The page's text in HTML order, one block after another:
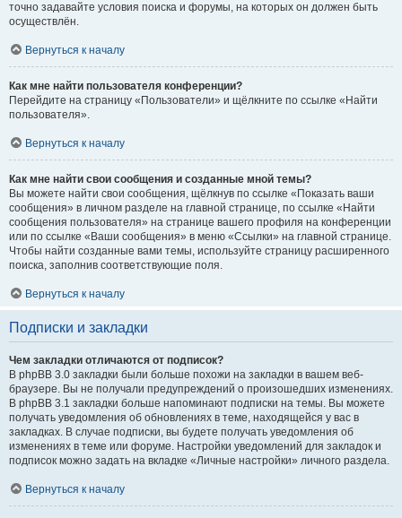
точно задавайте условия поиска и форумы, на которых он должен быть
осуществлён.
Вернуться к началу
Как мне найти пользователя конференции?
Перейдите на страницу «Пользователи» и щёлкните по ссылке «Найти
пользователя».
Вернуться к началу
Как мне найти свои сообщения и созданные мной темы?
Вы можете найти свои сообщения, щёлкнув по ссылке «Показать ваши
сообщения» в личном разделе на главной странице, по ссылке «Найти
сообщения пользователя» на странице вашего профиля на конференции
или по ссылке «Ваши сообщения» в меню «Ссылки» на главной странице.
Чтобы найти созданные вами темы, используйте страницу расширенного
поиска, заполнив соответствующие поля.
Вернуться к началу
Подписки и закладки
Чем закладки отличаются от подписок?
В phpBB 3.0 закладки были больше похожи на закладки в вашем веб-
браузере. Вы не получали предупреждений о произошедших изменениях.
В phpBB 3.1 закладки больше напоминают подписки на темы. Вы можете
получать уведомления об обновлениях в теме, находящейся у вас в
закладках. В случае подписки, вы будете получать уведомления об
изменениях в теме или форуме. Настройки уведомлений для закладок и
подписок можно задать на вкладке «Личные настройки» личного раздела.
Вернуться к началу